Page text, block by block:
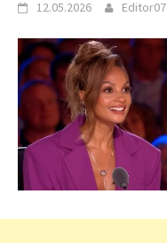
12.05.2026 Editor07